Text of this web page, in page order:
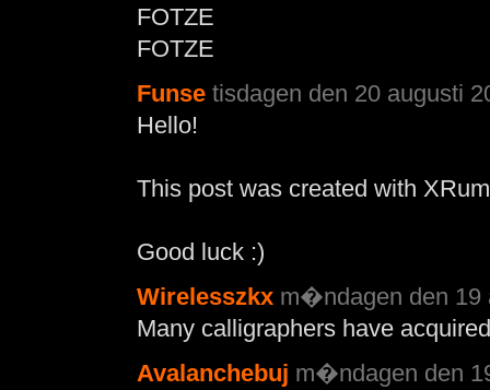
FOTZE
FOTZE
Funse tisdagen den 20 augusti
Hello!
This post was created with
Good luck :)
Wirelesszkx m�ndagen den 19
Many calligraphers have acquired
Avalanchebuj m�ndagen den